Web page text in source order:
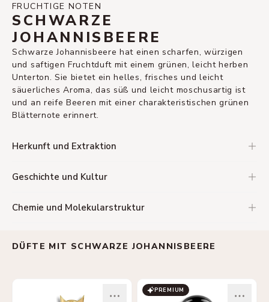
FRUCHTIGE NOTEN
SCHWARZE
JOHANNISBEERE
Schwarze Johannisbeere hat einen scharfen, würzigen
und saftigen Fruchtduft mit einem grünen, leicht herben
Unterton. Sie bietet ein helles, frisches und leicht
säuerliches Aroma, das süß und leicht moschusartig ist
und an reife Beeren mit einer charakteristischen grünen
Blätternote erinnert.
Herkunft und Extraktion
Geschichte und Kultur
Chemie und Molekularstruktur
DÜFTE MIT SCHWARZE JOHANNISBEERE
PREMIUM